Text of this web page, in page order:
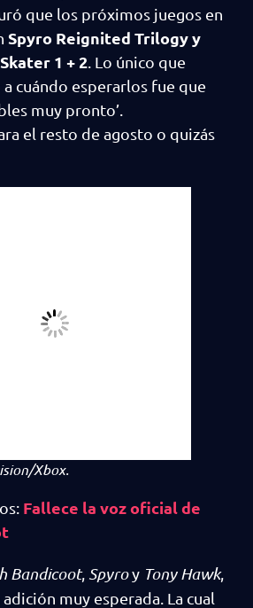
que los próximos juegos en
Spyro Reignited Trilogy y
1 + 2 . Lo único que
cuándo esperarlos fue que
muy pronto’.
el resto de agosto o quizás
Xbox.
Fallece la voz oficial de
Bandicoot, Spyroy Tony Hawk,
muy esperada. La cual